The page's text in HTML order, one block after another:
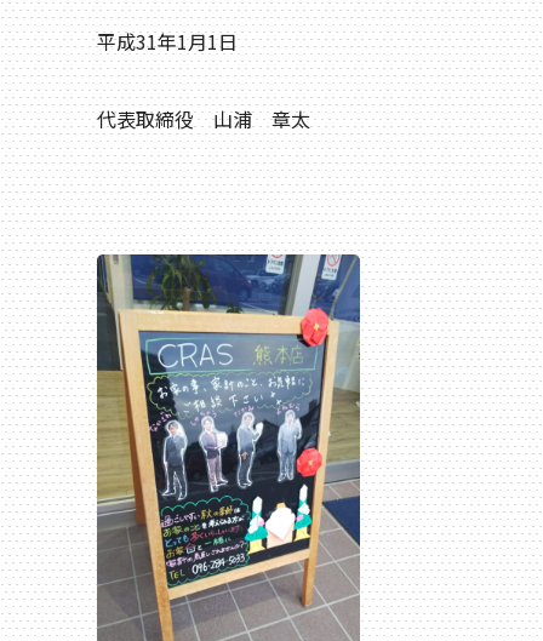
平成31年1月1日
代表取締役 山浦 章太